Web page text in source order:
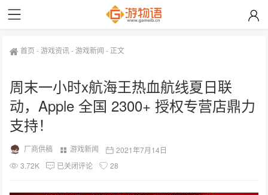
首页 -游戏资讯-游戏新闻 - 正文
周末一小时x航海王热血航线夏日联
动，Apple 全国 2300+ 授权专营店鼎力
支持！
厂商供稿 游戏新闻
2021年7月14日
3.72K
已关闭评论 28